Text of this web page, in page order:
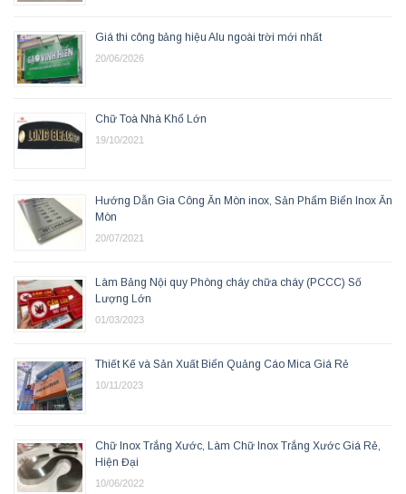
Giá thi công bảng hiệu Alu ngoài trời mới nhất
20/06/2026
Chữ Toà Nhà Khổ Lớn
19/10/2021
Hướng Dẫn Gia Công Ăn Mòn inox, Sản Phẩm Biển Inox Ăn
Mòn
20/07/2021
Làm Bảng Nội quy Phòng cháy chữa cháy (PCCC) Số
Lượng Lớn
01/03/2023
Thiết Kế và Sản Xuất Biển Quảng Cáo Mica Giá Rẻ
10/11/2023
Chữ Inox Trắng Xước, Làm Chữ Inox Trắng Xước Giá Rẻ,
Hiện Đại
10/06/2022